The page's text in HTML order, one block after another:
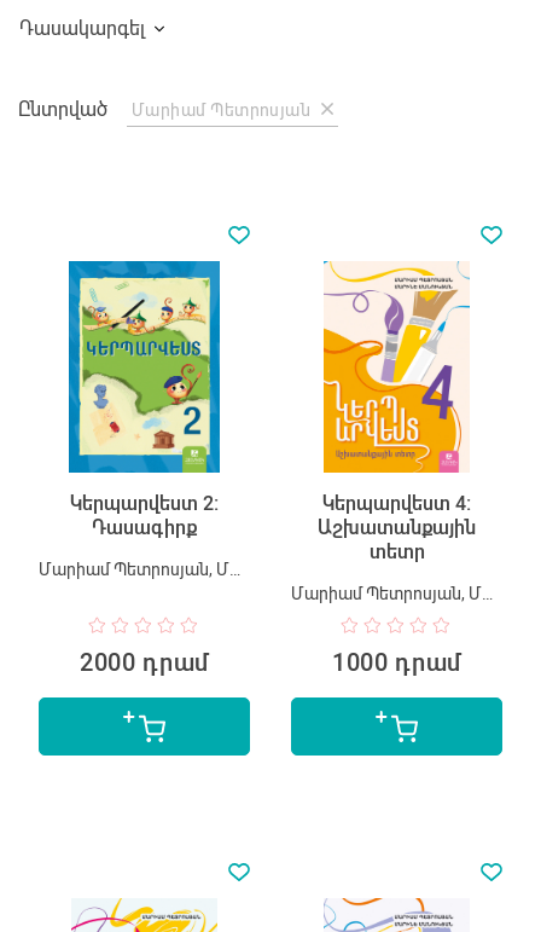
Դասակարգել
Ընտրված Մարիամ Պետրոսյան
Կերպարվեստ 2:
Դասագիրք
Մարիամ Պետրոսյան, Մարինե Մանուկյան
2000 դրամ
Կերպարվեստ 4:
Աշխատանքային
տետր
Մարիամ Պետրոսյան, Մարինե Մանուկյան
1000 դրամ